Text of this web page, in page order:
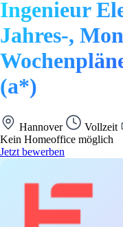
Ingenieur
Jahres-,
(a*)
Hannover Vollzeit
Kein Homeoffice möglich
Jetzt bewerben